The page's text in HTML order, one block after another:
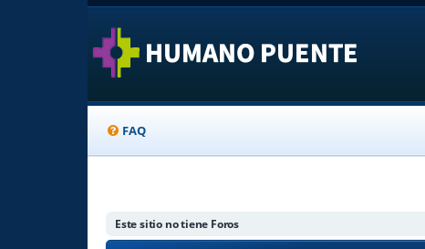
FAQ
Este sitio no tiene Foros